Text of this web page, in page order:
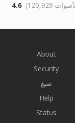
4.6
About
Security
صيغ
Help
Status